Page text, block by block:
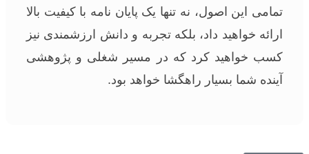
تمامی این اصول، نه تنها یک پایان نامه با کیفیت بالا
ارائه خواهید داد، بلکه تجربه و دانش ارزشمندی نیز
کسب خواهید کرد که در مسیر شغلی و پژوهشی
آینده شما بسیار راهگشا خواهد بود.